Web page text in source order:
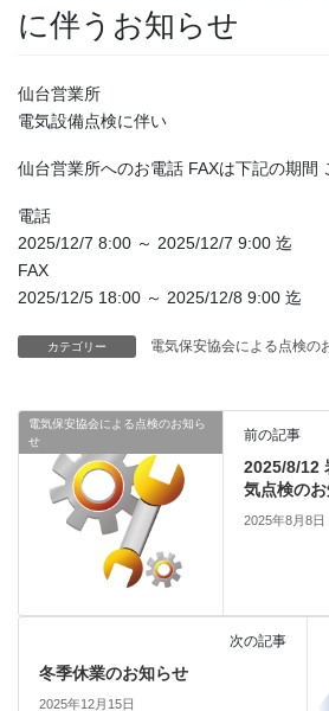
に伴うお知らせ
仙台営業所
電気設備点検に伴い
仙台営業所へのお電話 FAXは下記の期間
電話
2025/12/7 8:00 ～ 2025/12/7 9:00 迄
FAX
2025/12/5 18:00 ～ 2025/12/8 9:00 迄
カテゴリー 電気保安協会による点検の
電気保安協会による点検のお知ら
せ
前の記事
2025/8/12
気点検の
2025年8月8日
次の記事
冬季休業のお知らせ
2025年12月15日